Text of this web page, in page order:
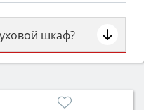
шкаф?
(газовый или
л для семьи,